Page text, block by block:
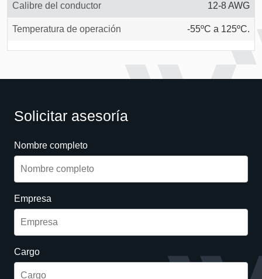
Calibre del conductor 12-8 AWG
Temperatura de operación -55ºC a 125ºC.
Solicitar asesoría
Nombre completo
Empresa
Cargo